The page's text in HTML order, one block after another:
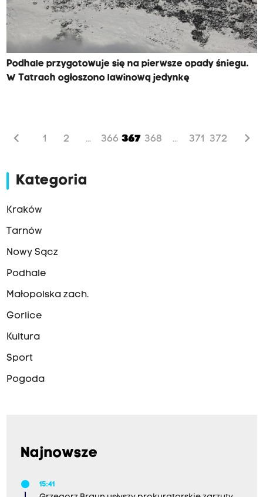
Podhale przygotowuje się na pierwsze opady śniegu.
W Tatrach ogłoszono lawinową jedynkę
chevron_left 1 2 ... 366 367 368 ... 371 372 chevron_right
Kategoria
Kraków
Tarnów
Nowy Sącz
Podhale
Małopolska zach.
Gorlice
Kultura
Sport
Pogoda
Najnowsze
15:41